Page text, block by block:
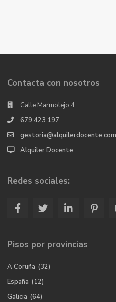
Contacta con nosotros
Calle Marmolejo,4
679 423 197
gestoria@alquilerdocente.com
Alquiler Docente
Redes sociales:
Pisos por provincias
A Coruña (32)
España (12)
Galicia (64)